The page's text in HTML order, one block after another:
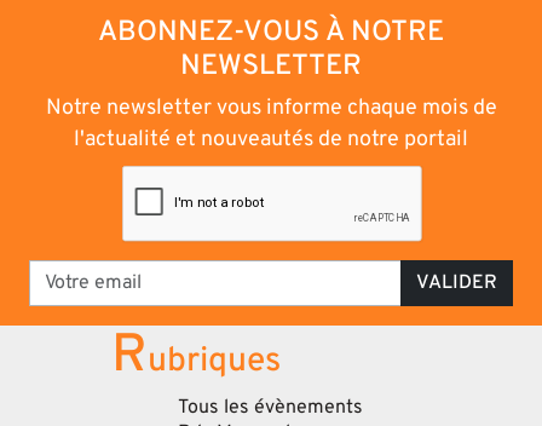
ABONNEZ-VOUS À NOTRE
NEWSLETTER
Notre newsletter vous informe chaque mois de
l'actualité et nouveautés de notre portail
VALIDER
Rubriques
Tous les évènements